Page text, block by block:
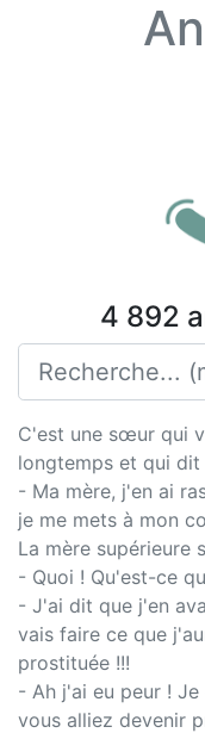
4 892
C'est une sœur qui
longtemps et qui dit
- Ma mère, j'en ai
je me mets à mon
La mère supérieure
- Quoi ! Qu'est-ce
- J'ai dit que j'en
vais faire ce que
prostituée !!!
- Ah j'ai eu peur !
vous alliez devenir